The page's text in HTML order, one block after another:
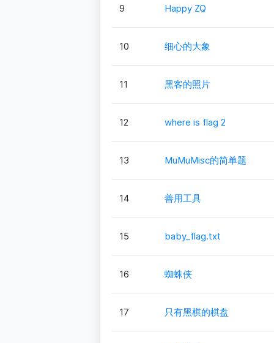
9 Happy ZQ
10 细心的大象
11 黑客的照片
12 where is flag 2
13 MuMuMisc的简单题
14 善用工具
15 baby_flag.txt
16 蜘蛛侠
17 只有黑棋的棋盘